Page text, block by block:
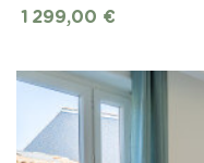
1 299,00 €